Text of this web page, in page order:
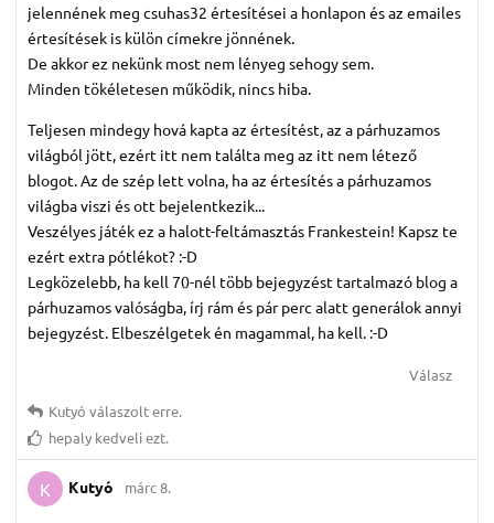
jelennének meg csuhas32 értesítései a honlapon és az emailes
értesítések is külön címekre jönnének.
De akkor ez nekünk most nem lényeg sehogy sem.
Minden tökéletesen működik, nincs hiba.
Teljesen mindegy hová kapta az értesítést, az a párhuzamos
világból jött, ezért itt nem találta meg az itt nem létező
blogot. Az de szép lett volna, ha az értesítés a párhuzamos
világba viszi és ott bejelentkezik...
Veszélyes játék ez a halott-feltámasztás Frankestein! Kapsz te
ezért extra pótlékot? :-D
Legközelebb, ha kell 70-nél több bejegyzést tartalmazó blog a
párhuzamos valóságba, írj rám és pár perc alatt generálok annyi
bejegyzést. Elbeszélgetek én magammal, ha kell. :-D
Válasz
Kutyó válaszolt erre.
hepaly kedveli ezt.
K Kutyó márc 8.